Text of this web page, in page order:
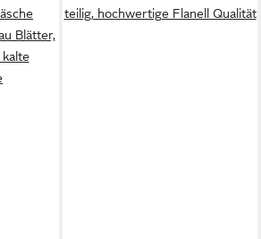
Blätter,
teilig, hochwertige Flanell Qualität